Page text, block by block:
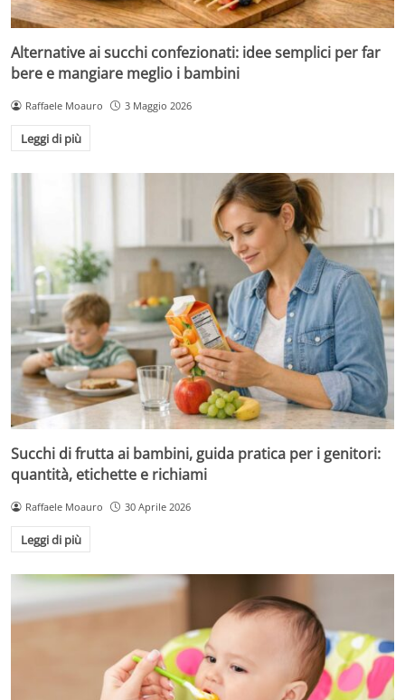
Alternative ai succhi confezionati: idee semplici per far
bere e mangiare meglio i bambini
Raffaele Moauro 3 Maggio 2026
Leggi di più
Succhi di frutta ai bambini, guida pratica per i genitori:
quantità, etichette e richiami
Raffaele Moauro 30 Aprile 2026
Leggi di più